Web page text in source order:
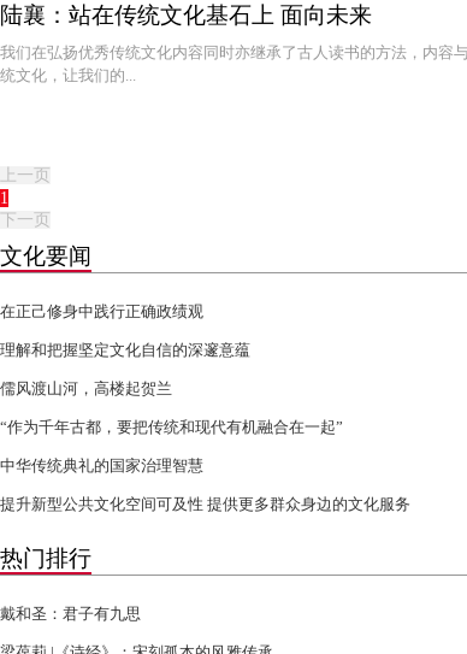
陆襄：站在传统文化基石上 面向未来
我们在弘扬优秀传统文化内容同时亦继承了古人读书的方法，内
统文化，让我们的...
上一页
1
下一页
文化要闻
在正己修身中践行正确政绩观
理解和把握坚定文化自信的深邃意蕴
儒风渡山河，高楼起贺兰
“作为千年古都，要把传统和现代有机融合在一起”
中华传统典礼的国家治理智慧
提升新型公共文化空间可及性 提供更多群众身边的文化服务
热门排行
戴和圣：君子有九思